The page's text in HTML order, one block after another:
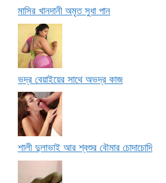
মাসির খানদানী অমৃত সুধা পান
ভদ্র বেয়াইয়ের সাথে অভদ্র কাজ
শালী দুলাভাই আর শ্বশুর বৌমার চোদাচোদি